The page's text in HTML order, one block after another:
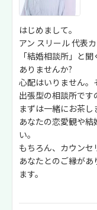
はじめまして。
アン スリール 代表
「結婚相談所」と
ありませんか?
心配はいりません。
出張型の相談所です
まずは一緒にお茶し
あなたの恋愛観や
い。
もちろん、カウンセ
あなたとのご縁が
ます。